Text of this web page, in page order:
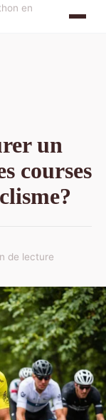
en
un
courses
de lecture